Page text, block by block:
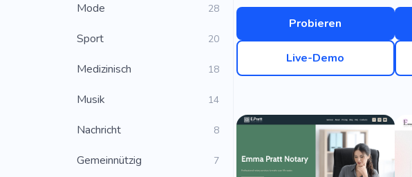
Mode 28
Sport 20
Medizinisch 18
Musik 14
Nachricht 8
Gemeinnützig 7
Probieren
Live-Demo